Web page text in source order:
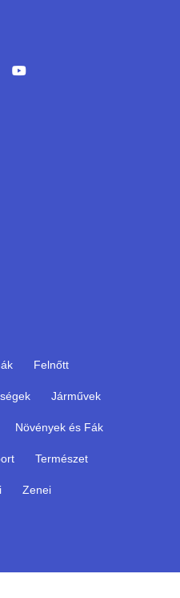
Felnőtt
Járművek
Növények és Fák
Természet
Zenei